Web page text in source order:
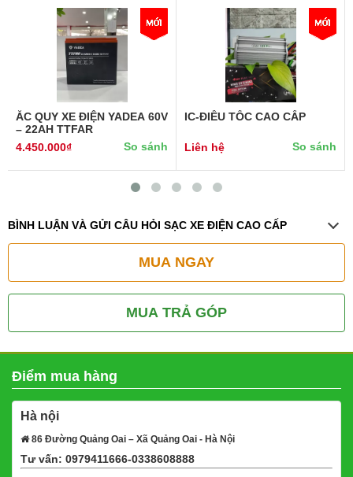
ẮC QUY XE ĐIỆN YADEA 60V
– 22AH TTFAR
4.450.000₫
So sánh
IC-ĐIỀU TỐC CAO CẤP
Liên hệ So sánh
BÌNH LUẬN VÀ GỬI CÂU HỎI SẠC XE ĐIỆN CAO CẤP
MUA NGAY
MUA TRẢ GÓP
Điểm mua hàng
Hà nội
86 Đường Quảng Oai – Xã Quảng Oai - Hà Nội
Tư vấn: 0979411666-0338608888